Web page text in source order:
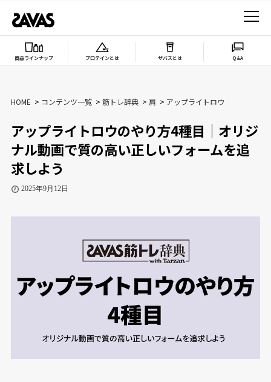
商品ラインナップ プロテインとは ザバスとは Q&A
HOME コンテンツ一覧 筋トレ辞典 肩 アップライトロウ
アップライトロウのやり方4種目｜オリジ
ナル動画で質の高い正しいフォームを追
求しよう
2025年9月12日